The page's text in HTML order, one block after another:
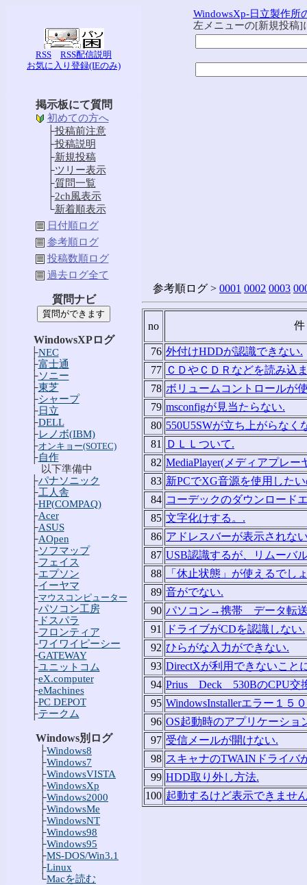
RSS
RSS配信説明
お気に入り登録(IEのみ)
WindowsXp-日立製作所
左メニューの[新規投稿]
掲示板にて質問
初めての方へ
├投稿前注意
├投稿説明
├新規投稿
├ツリー表示
├質問一覧
├2ch風表示
└新着順表示
日付順ログ
参考順ログ
投稿数順ログ
過去ログ全て
質問ナビ
WindowsXPログ
├NEC
├富士通
├ソニー
├東芝
├シャープ
├日立
├DELL
├レノボ(IBM)
├オンキョー(SOTEC)
├自作
以下準備中
├パナソニック
├工人舎
├HP(COMPAQ)
├Acer
├ASUS
├AOpen
├ソフマップ
├フェイス
├エプソン
├イーヤマ
├マウスコンピューター
├パソコン工房
├ドスパラ
├フロンティア
├ワイワイピーシー
├GATEWAY
├ユニットコム
├eX.computer
├eMachines
├PC DEPOT
├テークム
Windows別ログ
├Windows8
├Windows7
├WindowsVISTA
├WindowsXp
├Windows2000
├WindowsMe
├WindowsNT
├Windows98
├Windows95
├MS-DOS/Win3.1
├Linux
└Macを読む
参考順ログ > 0001 0002 0003
no
76 外付けHDDが認識できない.
77 ＣＤやＣＤＲなどを読み込
78 ボリュームコントロールが
79 msconfigが見当たらない.
80 550U5SWが立ち上がらなく
81
ＤＬＬついて.
82 MediaPlayer(メディアプレ
83 新PCでXG音源を使用した
84 コーデックのダウンロード
85 文字化けする。.
86 アドレスバーが表示されな
87 USB認識するが、リムーバ
88
「休止状態」が使えるでし
89 音がでない.
90 パソコン→携帯 データ転
91
ドライブがCDを認識しない.
92 ひらがな入力ができない.
93 DirectXが利用できないこと
94 Prius Deck 530BのCPU交
95 WindowsInstallerエラー１５
96 OS起動時のアプリケーショ
97 受信メールが開けない.
98 スキャナのTWAINドライバ
99 HDD取り外し方法.
100 起動するけど表示できませ